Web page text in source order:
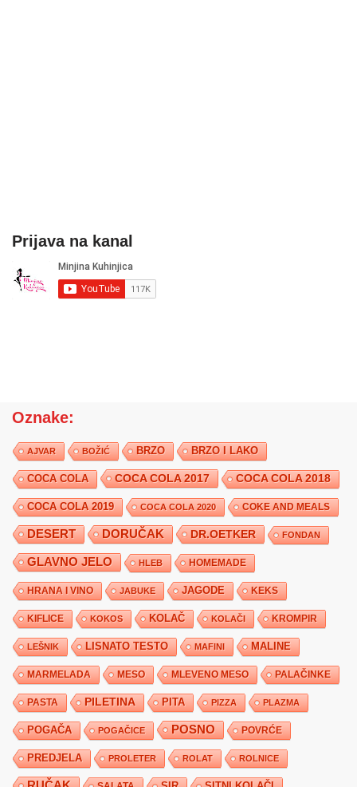
Prijava na kanal
Oznake:
AJVAR BOŽIĆ BRZO BRZO I LAKO
COCA COLA COCA COLA 2017 COCA COLA 2018
COCA COLA 2019 COCA COLA 2020 COKE AND MEALS
DESERT DORUČAK DR.OETKER FONDAN
GLAVNO JELO HLEB HOMEMADE
HRANA I VINO JABUKE JAGODE KEKS
KIFLICE KOKOS KOLAČ KOLAČI KROMPIR
LEŠNIK LISNATO TESTO MAFINI MALINE
MARMELADA MESO MLEVENO MESO PALAČINKE
PASTA PILETINA PITA PIZZA PLAZMA
POGAČA POGAČICE POSNO POVRĆE
PREDJELA PROLETER ROLAT ROLNICE